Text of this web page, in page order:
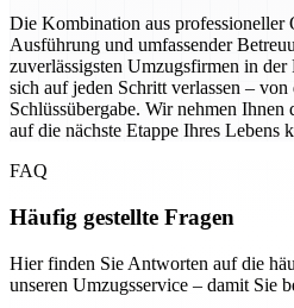
Die Kombination aus professioneller
Ausführung und umfassender
zuverlässigsten Umzugsfirmen in
sich auf jeden Schritt verlassen –
Schlüssübergabe. Wir nehmen
auf die nächste Etappe Ihres Lebens
FAQ
Häufig gestellte Fragen
Hier finden Sie Antworten auf die
unseren Umzugsservice – damit Sie